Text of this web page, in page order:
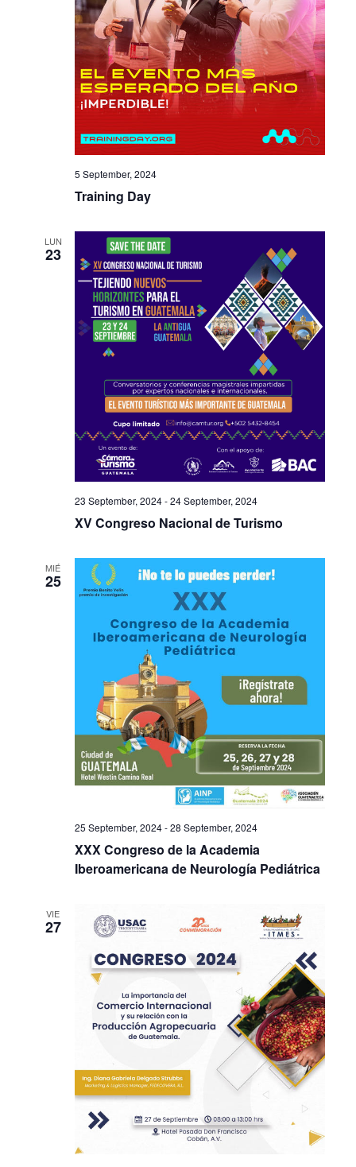
5 September, 2024
Training Day
LUN
23
23 September, 2024-24 September, 2024
XV Congreso Nacional de Turismo
MIÉ
25
25 September, 2024-28 September, 2024
XXX Congreso de la Academia
Iberoamericana de Neurología Pediátrica
VIE
27